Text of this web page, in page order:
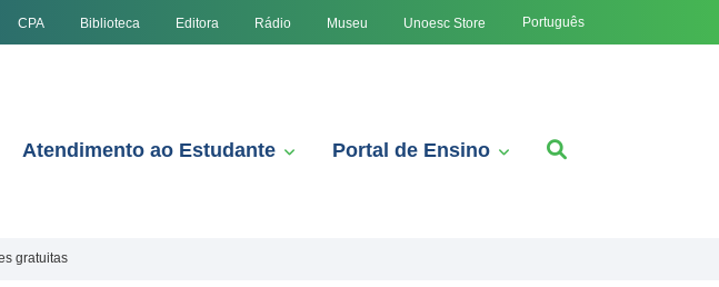
CPA Biblioteca Editora Rádio Museu Unoesc Store Português
Atendimento ao Estudante Portal de Ensino
gratuitas